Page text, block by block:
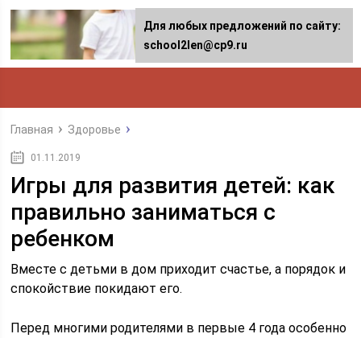
Главная Здоровье
01.11.2019
Игры для развития детей: как
правильно заниматься с
ребенком
Вместе с детьми в дом приходит счастье, а порядок и
спокойствие покидают его.
Перед многими родителями в первые 4 года особенно
Для любых предложений по сайту:
school2len@cp9.ru